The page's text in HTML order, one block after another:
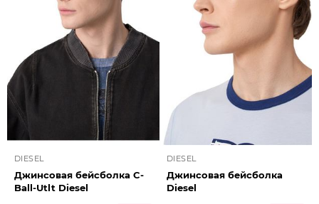
DIESEL
Джинсовая бейсболка C-
Ball-Utlt Diesel
DIESEL
Джинсовая бейсболка
Diesel